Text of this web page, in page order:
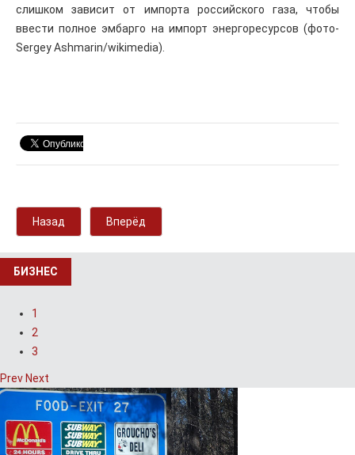
слишком зависит от импорта российского газа, чтобы
ввести полное эмбарго на импорт энергоресурсов (фото-
Sergey Ashmarin/wikimedia).
Назад Вперёд
БИЗНЕС
1
2
3
Prev Next